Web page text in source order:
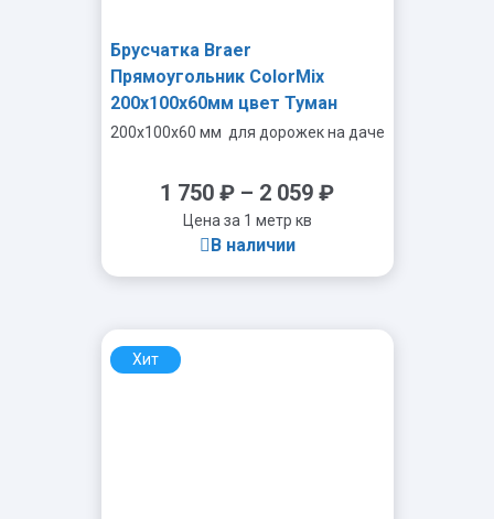
Брусчатка Braer
Прямоугольник ColorMix
200х100х60мм цвет Туман
200x100x60 мм для дорожек на даче
1 750 ₽ – 2 059 ₽
Цена за 1 метр кв
В наличии
-
Хит